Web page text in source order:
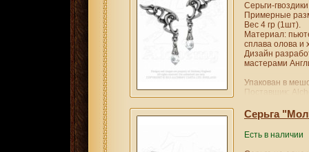
Серьги-
Примерные
Вес 4 гр (1шт).
Материал:
сплава олова и
Дизайн
мастерами
Упакован в
Поставщик:
Серьга
Есть в наличии